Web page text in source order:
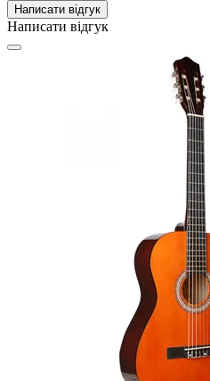
Написати відгук
Написати відгук